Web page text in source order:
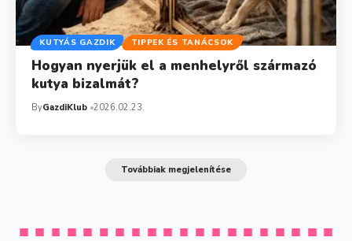
KUTYÁS GAZDIK TIPPEK ÉS TANÁCSOK
Hogyan nyerjük el a menhelyről származó
kutya bizalmát?
ByGazdiKlub 2026.02.23.
Továbbiak megjelenítése